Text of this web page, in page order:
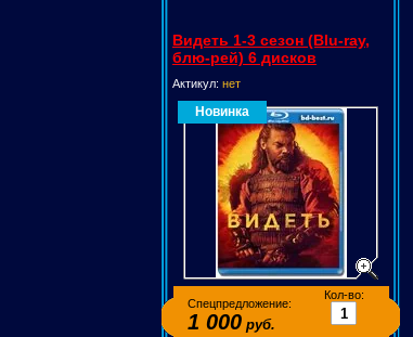
Видеть 1-3 сезон (Blu-ray,
блю-рей) 6 дисков
Актикул: нет
Новинка
Спецпредложение:
1 000 руб.
Кол-во: